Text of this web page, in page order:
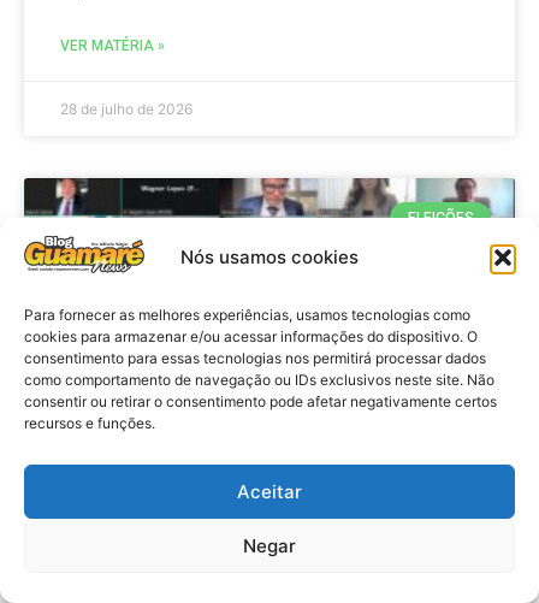
Nós usamos cookies
Para fornecer as melhores experiências, usamos tecnologias como
cookies para armazenar e/ou acessar informações do dispositivo. O
consentimento para essas tecnologias nos permitirá processar dados
como comportamento de navegação ou IDs exclusivos neste site. Não
consentir ou retirar o consentimento pode afetar negativamente certos
recursos e funções.
Aceitar
Negar
VER MATÉRIA »
28 de julho de 2026
ELEIÇÕES
Eleições 2026: procuradores e
promotores eleitorais realizam
reunião de alinhamento no RN